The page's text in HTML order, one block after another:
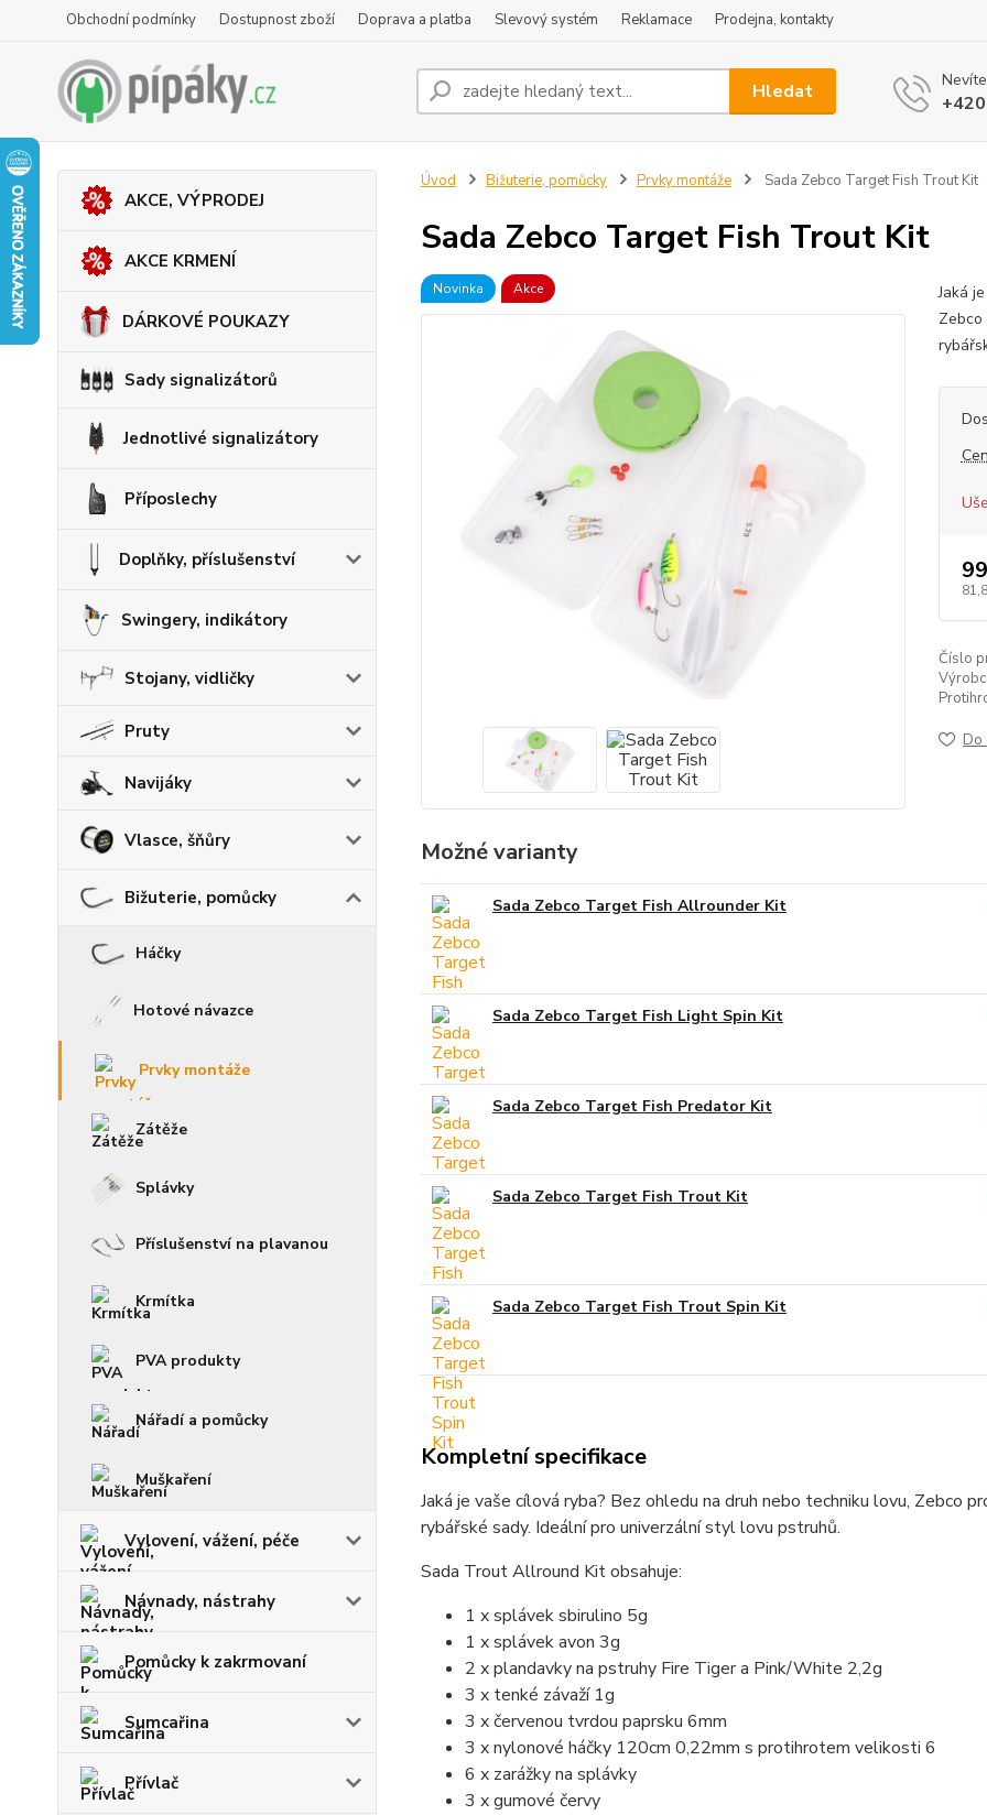
Obchodní podmínky Dostupnost zboží Doprava a platba Slevový systém Reklamace Prodejna, kontakty
Hledat
AKCE, VÝPRODEJ
AKCE KRMENÍ
DÁRKOVÉ POUKAZY
Sady signalizátorů
Jednotlivé signalizátory
Příposlechy
Doplňky, příslušenství
Swingery, indikátory
Stojany, vidličky
Pruty
Navijáky
Vlasce, šňůry
Bižuterie, pomůcky
Háčky
Hotové návazce
Prvky montáže
Zátěže
Splávky
Příslušenství na plavanou
Krmítka
PVA produkty
Nářadí a pomůcky
Muškaření
Vylovení, vážení, péče
Návnady, nástrahy
Pomůcky k zakrmovaní
Sumcařina
Přívlač
Úvod Bižuterie, pomůcky Prvky montáže Sada Zebco Target Fish Trout Kit
Sada Zebco Target Fish Trout Kit
Novinka Akce
Jaká
Číslo
Do
Možné varianty
Sada Zebco Target Fish Allrounder Kit
Sada Zebco Target Fish Light Spin Kit
Sada Zebco Target Fish Predator Kit
Sada Zebco Target Fish Trout Kit
Sada Zebco Target Fish Trout Spin Kit
Kompletní specifikace
Jaká je vaše cílová ryba? Bez ohledu na druh nebo techniku ​​lovu, Zebco
rybářské sady. Ideální pro univerzální styl lovu pstruhů.
Sada Trout Allround Kit obsahuje:
1 x splávek sbirulino 5g
1 x splávek avon 3g
2 x plandavky na pstruhy Fire Tiger a Pink/White 2,2g
3 x tenké závaží 1g
3 x červenou tvrdou paprsku 6mm
3 x nylonové háčky 120cm 0,22mm s protihrotem velikosti 6
6 x zarážky na splávky
3 x gumové červy